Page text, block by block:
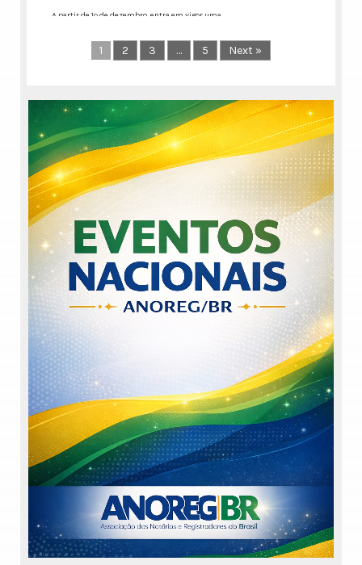
A partir de 1º de dezembro, entra em vigor uma
1 2 3 … 5 Next »